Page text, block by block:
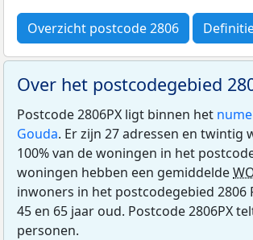
Overzicht postcode 2806
Over het postcodegebied
Postcode 2806PX ligt binnen het
Gouda. Er zijn 27 adressen en twintig
100% van de woningen in het
woningen hebben een gemiddelde
inwoners in het postcodegebied 2806
45 en 65 jaar oud. Postcode 2806PX
personen.